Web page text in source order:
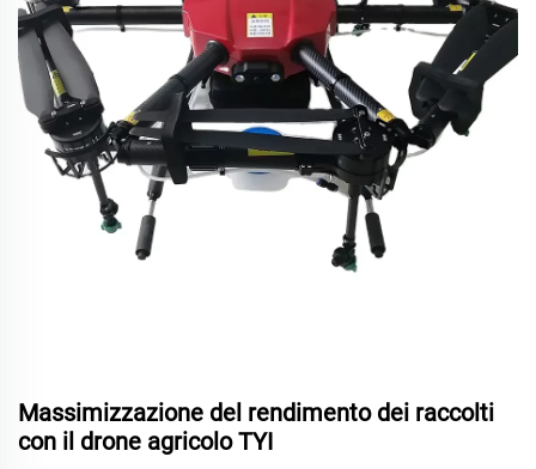
Massimizzazione del rendimento dei raccolti
con il drone agricolo TYI